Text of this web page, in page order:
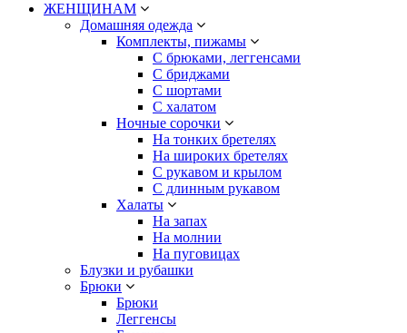
ЖЕНЩИНАМ
Домашняя одежда
Комплекты, пижамы
С брюками, леггенсами
С бриджами
С шортами
С халатом
Ночные сорочки
На тонких бретелях
На широких бретелях
С рукавом и крылом
С длинным рукавом
Халаты
На запах
На молнии
На пуговицах
Блузки и рубашки
Брюки
Брюки
Леггенсы